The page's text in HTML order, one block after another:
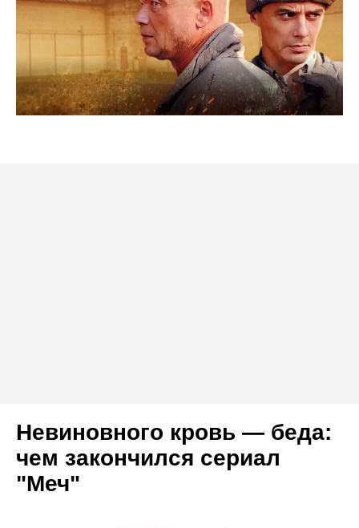
Невиновного кровь — беда:
чем закончился сериал
"Меч"